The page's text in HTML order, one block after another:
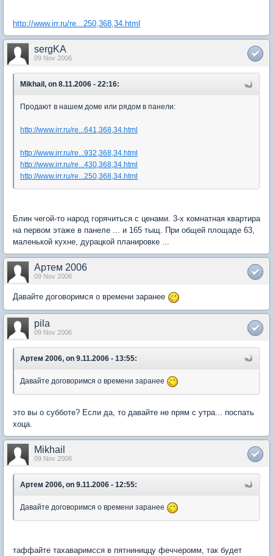
http://www.irr.ru/re...250,368,34.html
sergKA
09 Nov 2006
Mikhail, on 8.11.2006 - 22:16:
Продают в нашем доме или рядом в панели:
http://www.irr.ru/re...641,368,34.html
http://www.irr.ru/re...932,368,34.html
http://www.irr.ru/re...430,368,34.html
http://www.irr.ru/re...250,368,34.html
Блин чегой-то народ горячиться с ценами. 3-х комнатная квартира
на первом этаже в панеле ... и 165 тыщ. При общей площаде 63,
маленькой кухне, дурацкой планировке ...
Артем 2006
09 Nov 2006
Давайте договоримся о времени заранее
pila
09 Nov 2006
Артем 2006, on 9.11.2006 - 13:55:
Давайте договоримся о времени заранее
это вы о субботе? Если да, то давайте не прям с утра... поспать
хоца.
Mikhail
09 Nov 2006
Артем 2006, on 9.11.2006 - 12:55:
Давайте договоримся о времени заранее
таффайте тахаваримсся в пятниниццу феччеромм, так будет